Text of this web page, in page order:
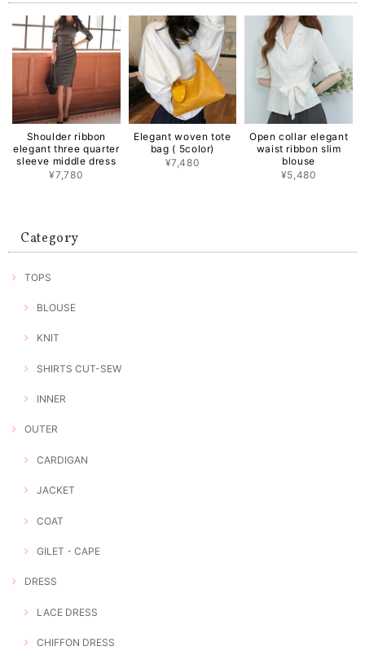
Shoulder ribbon
elegant three quarter
sleeve middle dress
¥7,780
Elegant woven tote
bag ( 5color)
¥7,480
Open collar elegant
waist ribbon slim
blouse
¥5,480
Category
TOPS
BLOUSE
KNIT
SHIRTS CUT-SEW
INNER
OUTER
CARDIGAN
JACKET
COAT
GILET・CAPE
DRESS
LACE DRESS
CHIFFON DRESS